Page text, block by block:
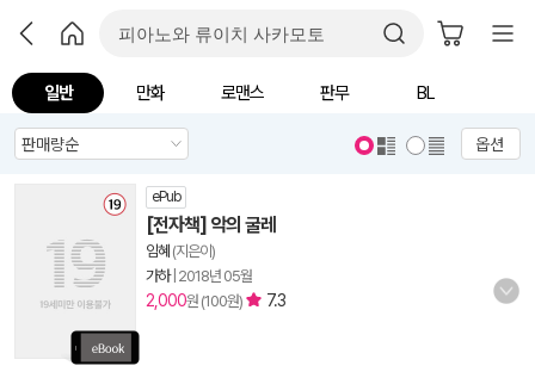
일반 만화 로맨스 판무 BL
옵션
ePub
[전자책] 악의 굴레
임혜 (지은이)
가하| 2018년 05월
2,000원 (100원) 7.3